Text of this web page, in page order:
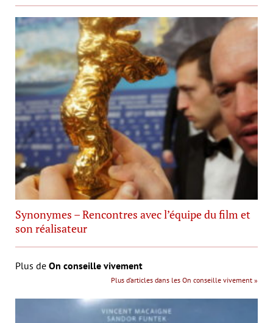
Synonymes – Rencontres avec l’équipe du film et
son réalisateur
Plus de On conseille vivement
Plus d’articles dans les On conseille vivement »